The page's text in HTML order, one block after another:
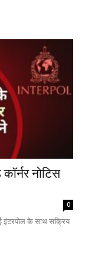
नोटिस
0
इंटरपोल के साथ सक्रिय